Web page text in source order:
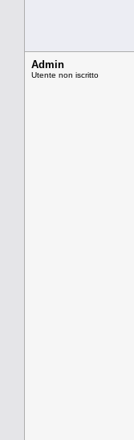
Admin
Utente non iscritto